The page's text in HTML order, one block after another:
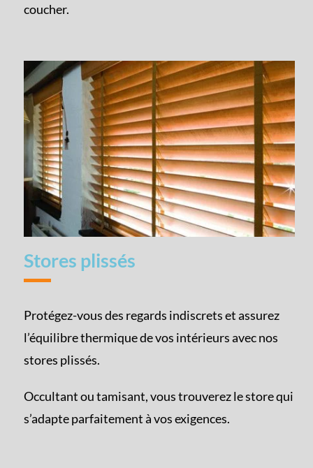
coucher.
Stores plissés
Protégez-vous des regards indiscrets et assurez
l’équilibre thermique de vos intérieurs avec nos
stores plissés.
Occultant ou tamisant, vous trouverez le store qui
s’adapte parfaitement à vos exigences.